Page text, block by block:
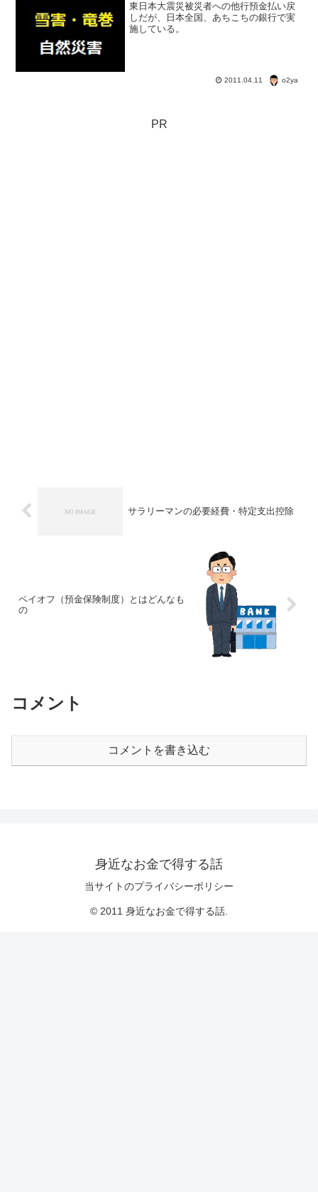
東日本大震災被災者への他行預金払い戻
しだが、日本全国、あちこちの銀行で実
施している。
2011.04.11 o2ya
PR
サラリーマンの必要経費・特定支出控除
ペイオフ（預金保険制度）とはどんなも
の
コメント
コメントを書き込む
身近なお金で得する話
当サイトのプライバシーポリシー
© 2011 身近なお金で得する話.